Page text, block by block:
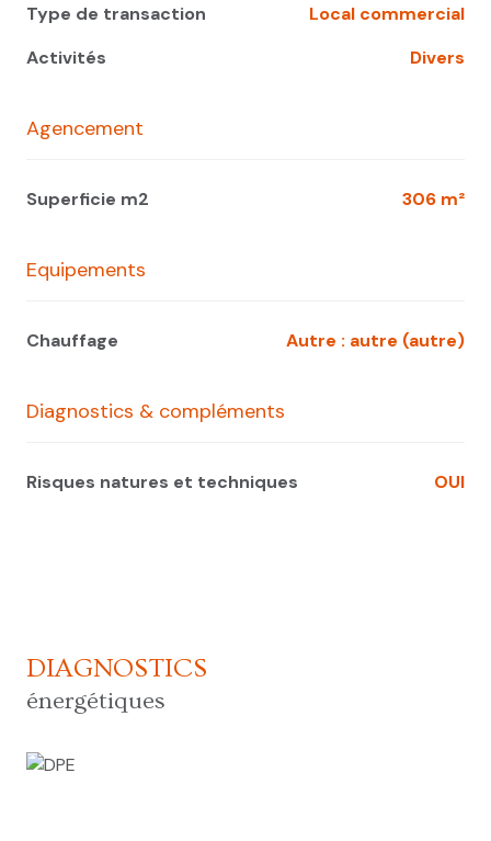
Type de transaction
Local commercial
Activités
Divers
Agencement
Superficie m2 306 m²
Equipements
Chauffage autre : autre (autre)
Diagnostics & compléments
Risques natures et techniques OUI
DIAGNOSTICS
énergétiques